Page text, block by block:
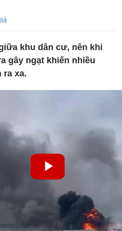
khu dân cư, nên khi
gây ngạt khiến nhiều
ra xa.